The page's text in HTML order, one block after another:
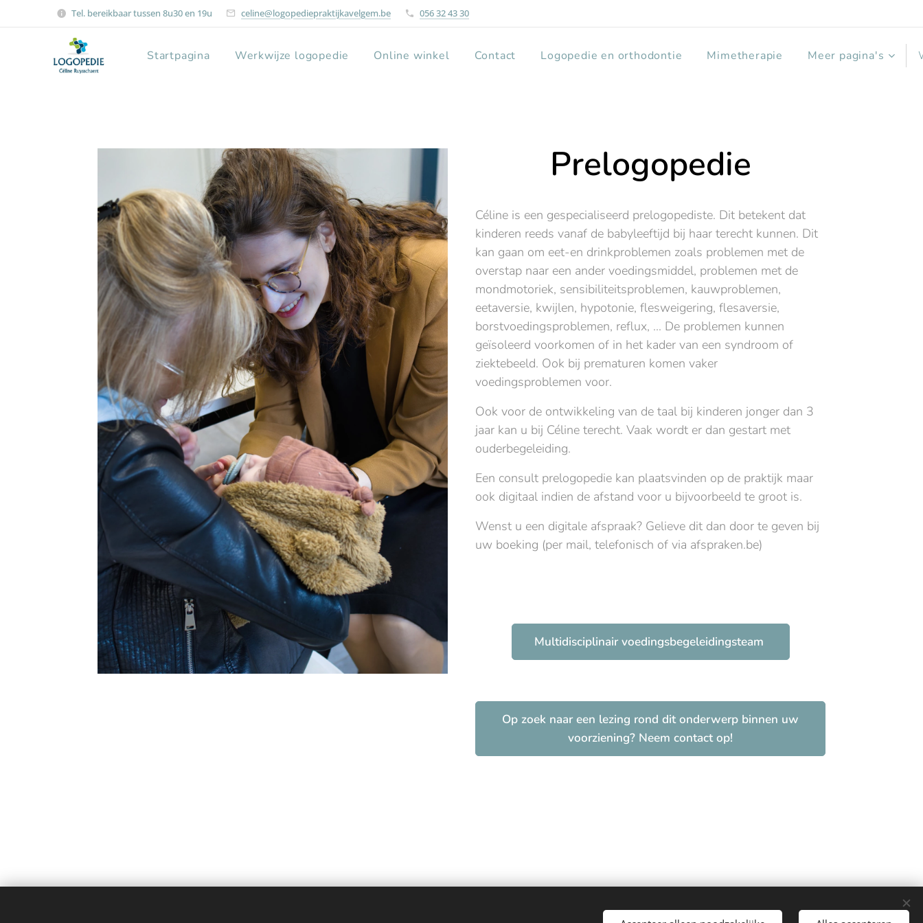
Tel. bereikbaar tussen 8u30 en 19u celine@logopediepraktijkavelgem.be 056 32 43 30
Startpagina Werkwijze logopedie Online winkel Contact Logopedie en orthodontie Mimetherapie Meer pagina's
Prelogopedie
Céline is een gespecialiseerd prelogopediste. Dit betekent dat
kinderen reeds vanaf de babyleeftijd bij haar terecht kunnen. Dit
kan gaan om eet-en drinkproblemen zoals problemen met de
overstap naar een ander voedingsmiddel, problemen met de
mondmotoriek, sensibiliteitsproblemen, kauwproblemen,
eetaversie, kwijlen, hypotonie, flesweigering, flesaversie,
borstvoedingsproblemen, reflux, ... De problemen kunnen
geïsoleerd voorkomen of in het kader van een syndroom of
ziektebeeld. Ook bij prematuren komen vaker
voedingsproblemen voor.
Ook voor de ontwikkeling van de taal bij kinderen jonger dan 3
jaar kan u bij Céline terecht. Vaak wordt er dan gestart met
ouderbegeleiding.
Een consult prelogopedie kan plaatsvinden op de praktijk maar
ook digitaal indien de afstand voor u bijvoorbeeld te groot is.
Wenst u een digitale afspraak? Gelieve dit dan door te geven bij
uw boeking (per mail, telefonisch of via afspraken.be)
Multidisciplinair voedingsbegeleidingsteam
Op zoek naar een lezing rond dit onderwerp binnen uw
voorziening? Neem contact op!
Logopediepraktijk Avelgem | Logopedie voor kinderen, jongeren en volwassenen in ruime regio Avelgem, Oudenaarde, Kluisbergen, Zwevegem, Bellegem, Kortrijk,